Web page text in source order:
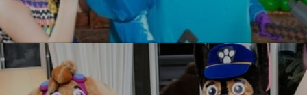
УЗНАТЬ БОЛЬШЕ
Майнкрафт